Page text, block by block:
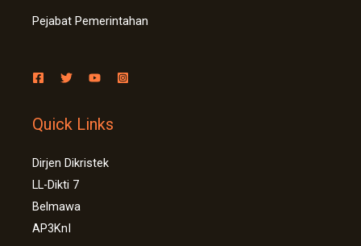
Pejabat Pemerintahan
Quick Links
Dirjen Dikristek
LL-Dikti 7
Belmawa
AP3KnI